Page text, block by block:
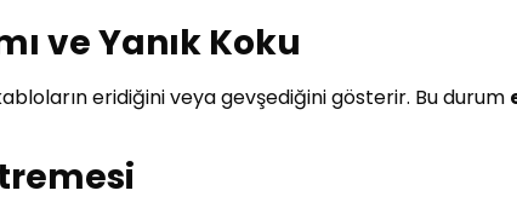
ve Yanık Koku
eridiğini veya gevşediğini gösterir. Bu durum